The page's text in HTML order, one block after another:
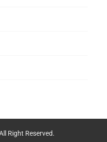
Right Reserved.